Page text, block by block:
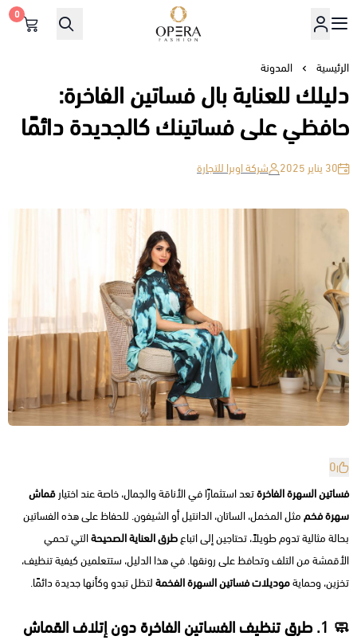
أوبرا فاشن
0
الرئيسية المدونة
دليلك للعناية بال فساتين الفاخرة:
حافظي على فساتينك كالجديدة دائمًا
30 يناير 2025 شركة اوبرا للتجارة
0
فساتين السهرة الفاخرةتعد استثمارًا في الأناقة والجمال، خاصة عند اختيارقماش
سهرة فخممثل المخمل، الساتان، الدانتيل أو الشيفون. للحفاظ على هذه الفساتين
بحالة مثالية تدوم طويلاً، تحتاجين إلى اتباعطرق العناية الصحيحةالتي تحمي
الأقمشة من التلف وتحافظ على رونقها. في هذا الدليل، ستتعلمين كيفية تنظيف،
تخزين، وحمايةموديلات فساتين السهرة الفخمةلتظل تبدو وكأنها جديدة دائمًا.
🧼 1. طرق تنظيف الفساتين الفاخرة دون إتلاف القماش